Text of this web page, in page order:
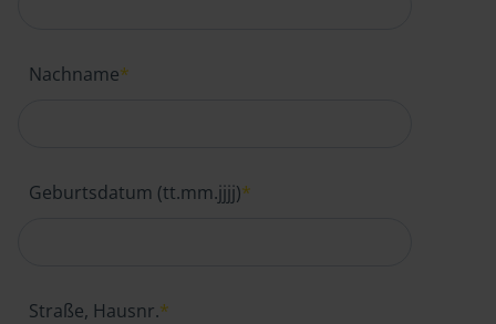
Nachname*
Geburtsdatum (tt.mm.jjjj)*
Straße, Hausnr.*